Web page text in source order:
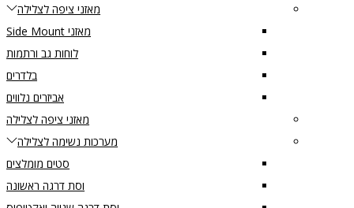
מאזני ציפה לצלילה
מאזני Side Mount
לוחות גב ורתמות
בלדרים
אביזרים נלווים
מאזני ציפה לצלילה
מערכות נשימה לצלילה
סטים מומלצים
וסת דרגה ראשונה